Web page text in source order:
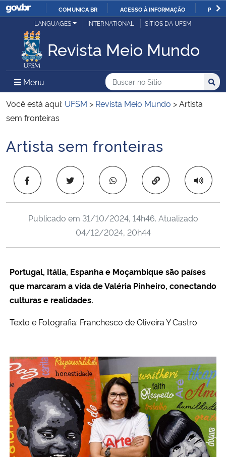
IR
O
COMUNICA BR ACESSO À INFORMAÇÃO
Ministério da Justiça e Segurança Pública
Ministério da Defesa
Ministério das Relações Exteriores
Ministério da Infraestrutura
Ministério da Agricultura, Pecuária e Abastecimento
Ministério de Minas e Energia
Ministério do Turismo
Ministério do Desenvolvimento Regional
Controladoria-Geral da União
Ministério da Mulher, da Família e dos Direitos Humanos
LANGUAGES INTERNATIONAL SÍTIOS DA UFSM
Revista Meio Mundo
Menu Menu Principal do Sítio
Busca
Buscar no no Sítio
Busca:
Você está aqui: UFSM > Revista Meio Mundo >Artista
sem fronteiras
Início do conteúdo
Artista sem fronteiras
Copiar para área
Publicado em 31/10/2024, 14h46. Atualizado
04/12/2024, 20h44
Portugal, Itália, Espanha e Moçambique são países
que marcaram a vida de Valéria Pinheiro, conectando
culturas e realidades.
Texto e Fotografia: Franchesco de Oliveira Y Castro